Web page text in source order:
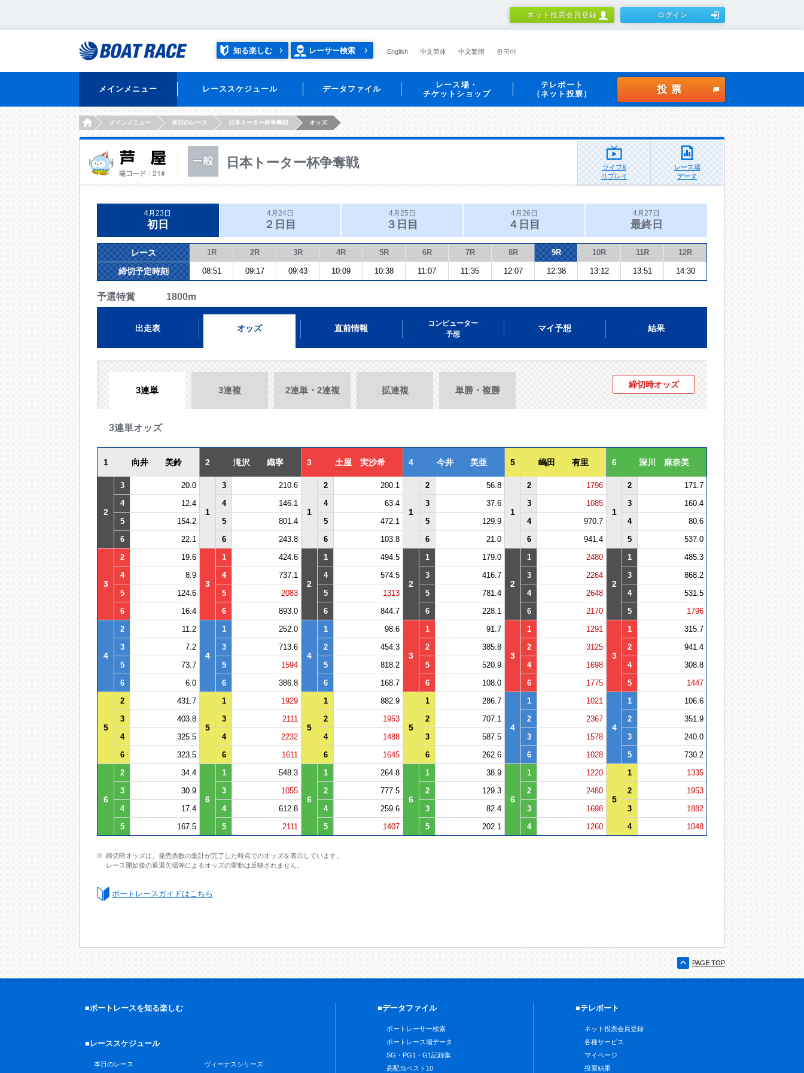
ネット投票会員登録 ログイン
知る楽しむ レーサー検索 English 中文简体 中文繁體 한국어
メインメニュー レーススケジュール データファイル
レース場・
チケットショップ
テレボート
（ネット投票）
投票
HOMEメインメニュー 本日のレース 日本トーター杯争奪戦 オッズ
日本トーター杯争奪戦
ライブ&
リプレイ
レース場
データ
4月23日
初日
4月24日
２日目
4月25日
３日目
4月26日
４日目
4月27日
最終日
レース 1R 2R 3R 4R 5R 6R 7R 8R 9R 10R 11R 12R
締切予定時刻 08:51 09:17 09:43 10:09 10:38 11:07 11:35 12:07 12:38 13:12 13:51 14:30
予選特賞 1800m
出走表 オッズ 直前情報
コンピューター
予想
マイ予想 結果
3連単 3連複 2連単・2連複 拡連複 単勝・複勝
締切時オッズ
3連単オッズ
1 向井 美鈴 2 滝沢 織寧 3 土屋 実沙希 4 今井 美亜 5 嶋田 有里 6 深川 麻奈美
2
3 20.0
1
3 210.6
1
2 200.1
1
2 56.8
1
2 1796
1
2
171.7
4
12.4 4 146.1 4 63.4 3 37.6 3 1085 3
160.4
5
154.2 5 801.4 5 472.1 5 129.9 4 970.7 4
80.6
6
22.1 6 243.8 6 103.8 6 21.0 6 941.4 5 537.0
3
2 19.6
3
1 424.6
2
1 494.5
2
1 179.0
2
1 2480
2
1
485.3
4
8.9 4 737.1 4 574.5 3 416.7 3 2264 3
868.2
5
124.6 5 2083 5 1313 5 781.4 4 2648 4
531.5
6
16.4 6 893.0 6 844.7 6 228.1 6 2170 5 1796
4
2 11.2
4
1 252.0
4
1 98.6
3
1 91.7
3
1 1291
3
1
315.7
3
7.2 3 713.6 2 454.3 2 385.8 2 3125 2
941.4
5
73.7 5 1594 5 818.2 5 520.9 4 1698 4
308.8
6
6.0 6 386.8 6 168.7 6 108.0 6 1775 5 1447
5
2 431.7
5
1 1929
5
1 882.9
5
1 286.7
4
1 1021
4
1
106.6
3
403.8 3 2111 2 1953 2 707.1 2 2367 2
351.9
4
325.5 4 2232 4 1488 3 587.5 3 1578 3
240.0
6
323.5 6 1611 6 1645 6 262.6 6 1028 5 730.2
6
2 34.4
6
1 548.3
6
1 264.8
6
1 38.9
6
1 1220
5
1
1335
3
30.9 3 1055 2 777.5 2 129.3 2 2480 2
1953
4
17.4 4 612.8 4 259.6 3 82.4 3 1698 3
1882
5
167.5 5 2111 5 1407 5 202.1 4 1260 4 1048
締切時オッズは、発売票数の集計が完了した時点でのオッズを表示しています。
レース開始後の返還欠場等によるオッズの変動は反映されません。
ボートレースガイドはこちら
PAGE TOP
■ボートレースを知る楽しむ
■レーススケジュール
本日のレース ヴィーナスシリーズ
■データファイル
ボートレーサー検索
ボートレース場データ
SG・PG1・G1記録集
高配当ベスト10
■テレボート
ネット投票会員登録
各種サービス
マイページ
投票結果